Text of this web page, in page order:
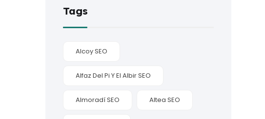
Tags
Alcoy SEO
Alfaz Del Pi Y El Albir SEO
Almoradí SEO Altea SEO